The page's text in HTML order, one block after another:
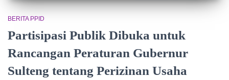
BERITA PPID
Partisipasi Publik Dibuka untuk
Rancangan Peraturan Gubernur
Sulteng tentang Perizinan Usaha